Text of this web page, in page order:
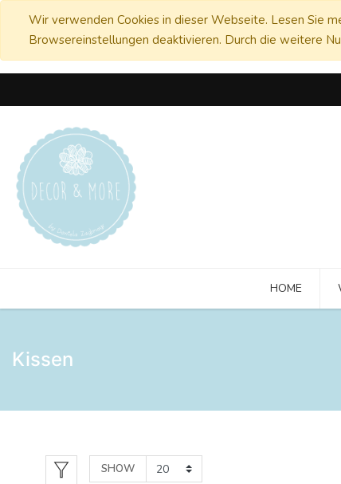
Wir verwenden Cookies in dieser Webseite. Lesen Sie
Browsereinstellungen deaktivieren. Durch die weitere
HOME
Kissen
SHOW